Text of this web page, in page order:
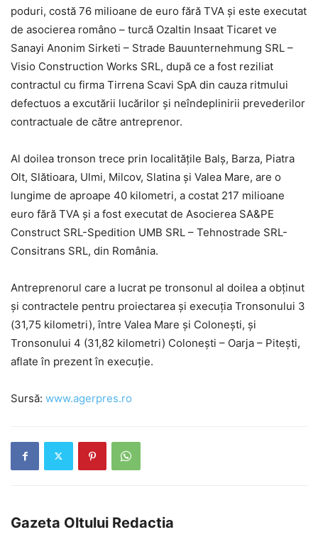
poduri, costă 76 milioane de euro fără TVA şi este executat
de asocierea româno – turcă Ozaltin Insaat Ticaret ve
Sanayi Anonim Sirketi – Strade Bauunternehmung SRL –
Visio Construction Works SRL, după ce a fost reziliat
contractul cu firma Tirrena Scavi SpA din cauza ritmului
defectuos a excutării lucărilor şi neîndeplinirii prevederilor
contractuale de către antreprenor.
Al doilea tronson trece prin localităţile Balş, Barza, Piatra
Olt, Slătioara, Ulmi, Milcov, Slatina şi Valea Mare, are o
lungime de aproape 40 kilometri, a costat 217 milioane
euro fără TVA şi a fost executat de Asocierea SA&PE
Construct SRL-Spedition UMB SRL – Tehnostrade SRL-
Consitrans SRL, din România.
Antreprenorul care a lucrat pe tronsonul al doilea a obţinut
şi contractele pentru proiectarea şi execuţia Tronsonului 3
(31,75 kilometri), între Valea Mare şi Coloneşti, şi
Tronsonului 4 (31,82 kilometri) Coloneşti – Oarja – Piteşti,
aflate în prezent în execuţie.
Sursă: www.agerpres.ro
Gazeta Oltului Redactia